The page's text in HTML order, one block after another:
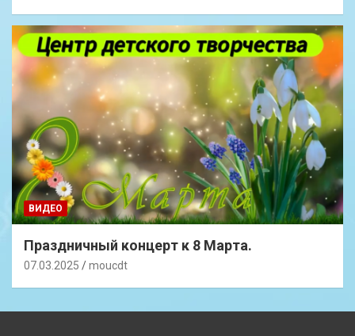
ВИДЕО
Праздничный концерт к 8 Марта.
07.03.2025 moucdt